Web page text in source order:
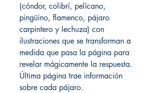
(cóndor, colibrí, pelícano,
pingüino, flamenco, pájaro
carpintero y lechuza) con
ilustraciones que se transforman a
medida que pasa la página para
revelar mágicamente la respuesta.
Última página trae información
sobre cada pájaro.